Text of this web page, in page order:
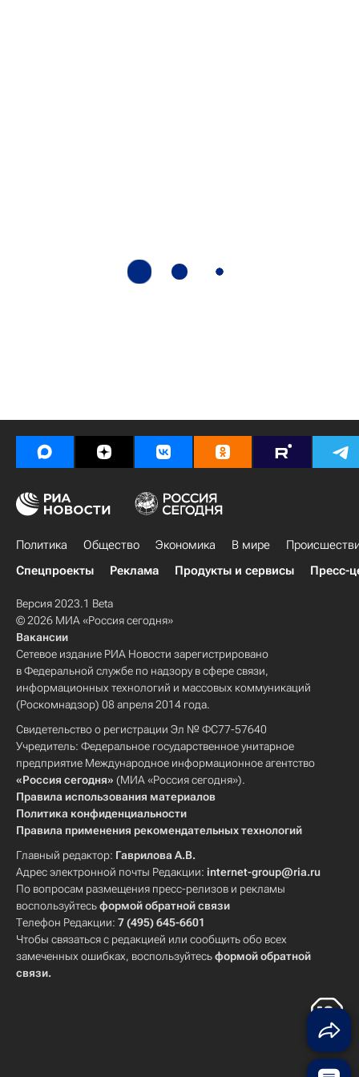
Политика Общество Экономика В мире
Спецпроекты
Реклама Продукты и сервисы Пресс-
Версия 2023.1 Beta
© 2026 МИА «Россия сегодня»
Вакансии
Сетевое издание РИА Новости зарегистрировано
в Федеральной службе по надзору в сфере связи,
информационных технологий и массовых коммуникаций
(Роскомнадзор) 08 апреля 2014 года.
Свидетельство о регистрации Эл № ФС77-57640
Учредитель: Федеральное государственное унитарное
предприятие Международное информационное агентство
«Россия сегодня» (МИА «Россия сегодня»).
Правила использования материалов
Политика конфиденциальности
Правила применения рекомендательных технологий
Главный редактор: Гаврилова А.В.
Адрес электронной почты Редакции: internet-group@ria.ru
По вопросам размещения пресс-релизов и рекламы
воспользуйтесьформой обратной связи
Телефон Редакции: 7 (495) 645-6601
Чтобы связаться с редакцией или сообщить обо всех
замеченных ошибках, воспользуйтесьформой обратной
связи.